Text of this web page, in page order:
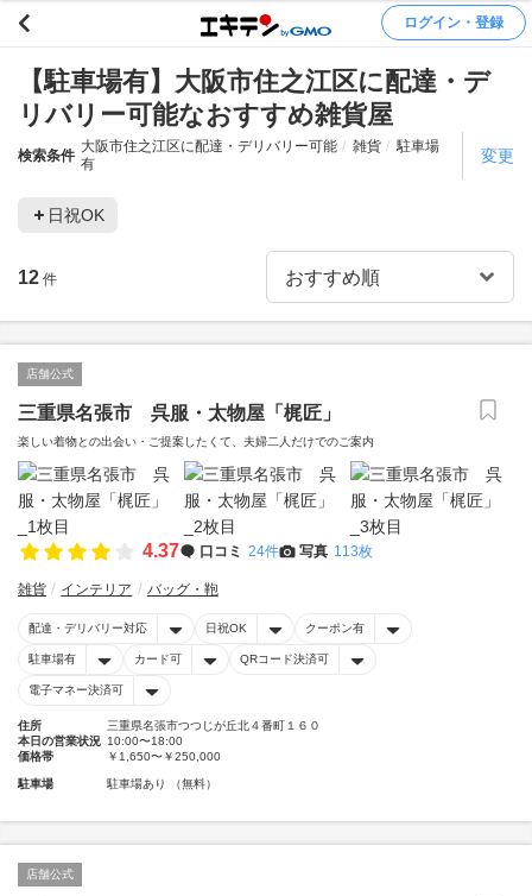
ログイン・登録
【駐車場有】大阪市住之江区に配達・デ
リバリー可能なおすすめ雑貨屋
検索条件
大阪市住之江区に配達・デリバリー可能 雑貨
駐車場
有
変更
日祝OK
12 件
店舗公式
三重県名張市 呉服・太物屋「梶匠」
楽しい着物との出会い・ご提案したくて、夫婦二人だけでのご案内
4.37 口コミ 24件 写真 113枚
雑貨 インテリア バッグ・鞄
配達・デリバリー対応 日祝OK クーポン有
駐車場有 カード可 QRコード決済可
電子マネー決済可
住所
三重県名張市つつじが丘北４番町１６０
本日の営業状況 10:00〜18:00
価格帯
￥1,650〜￥250,000
駐車場 駐車場あり （無料）
店舗公式